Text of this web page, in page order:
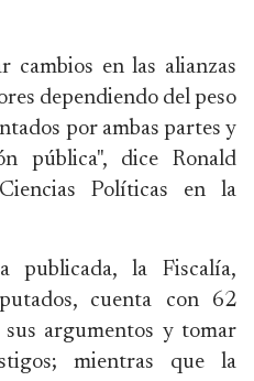
cambios en las alianzas
dependiendo del peso
por ambas partes y
pública", dice Ronald
Políticas en la
publicada, la Fiscalía,
cuenta con 62
sus argumentos y tomar
mientras que la